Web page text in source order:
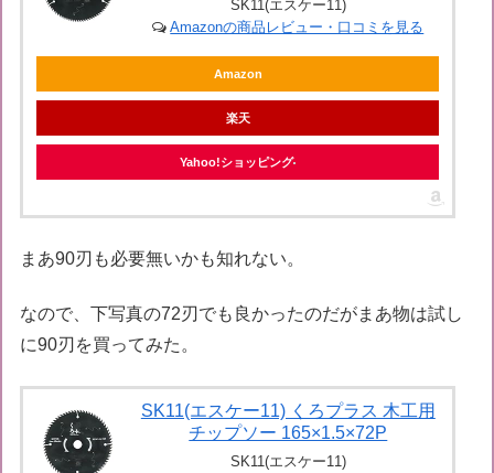
SK11(エスケー11)
Amazonの商品レビュー・口コミを見る
Amazon
楽天
Yahoo!ショッピング
まあ90刃も必要無いかも知れない。
なので、下写真の72刃でも良かったのだがまあ物は試し
に90刃を買ってみた。
SK11(エスケー11) くろプラス 木工用
チップソー 165×1.5×72P
SK11(エスケー11)